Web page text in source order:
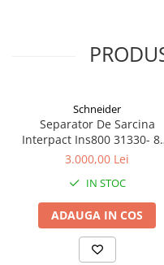
Schneider
Separator De Sarcina
Interpact Ins800 31330-
A - 3 Poli
3.000,00 Lei
IN STOC
ADAUGA IN COS